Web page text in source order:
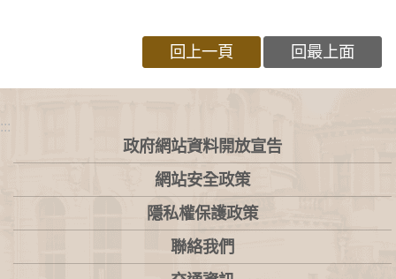
回上一頁 回最上面
:::
政府網站資料開放宣告
網站安全政策
隱私權保護政策
聯絡我們